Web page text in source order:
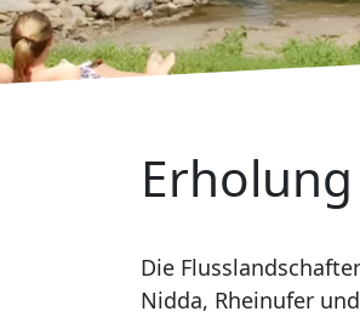
Die
Nidda, Rheinufer